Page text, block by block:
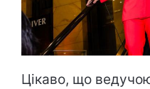
Цікаво, що